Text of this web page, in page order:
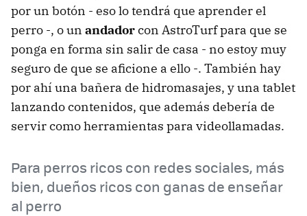
por un botón - eso lo tendrá que aprender el
perro -, o un andadorcon AstroTurf para que se
ponga en forma sin salir de casa - no estoy muy
seguro de que se aficione a ello -. También hay
por ahí una bañera de hidromasajes, y una tablet
lanzando contenidos, que además debería de
servir como herramientas para videollamadas.
Para perros ricos con redes sociales, más
bien, dueños ricos con ganas de enseñar
al perro